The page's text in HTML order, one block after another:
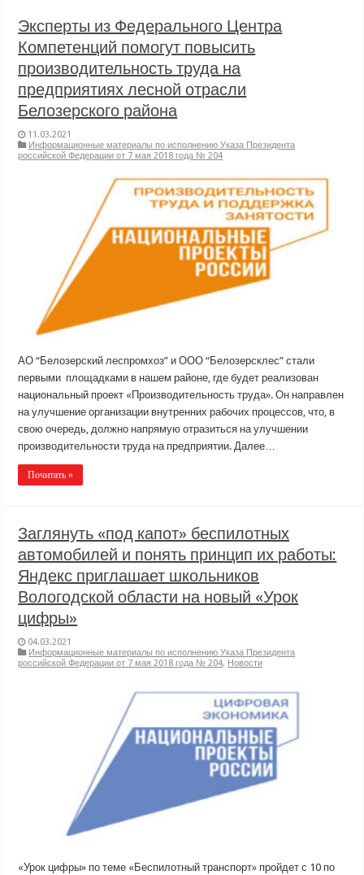
Эксперты из Федерального Центра
Компетенций помогут повысить
производительность труда на
предприятиях лесной отрасли
Белозерского района
11.03.2021
Информационные материалы по исполнению Указа Президента
российской Федерации от 7 мая 2018 года № 204
АО “Белозерский леспромхоз” и ООО “Белозерсклес” стали
первыми площадками в нашем районе, где будет реализован
национальный проект «Производительность труда». Он направлен
на улучшение организации внутренних рабочих процессов, что, в
свою очередь, должно напрямую отразиться на улучшении
производительности труда на предприятии. Далее…
Почитать »
Заглянуть «под капот» беспилотных
автомобилей и понять принцип их работы:
Яндекс приглашает школьников
Вологодской области на новый «Урок
цифры»
04.03.2021
Информационные материалы по исполнению Указа Президента
российской Федерации от 7 мая 2018 года № 204, Новости
«Урок цифры» по теме «Беспилотный транспорт» пройдет с 10 по